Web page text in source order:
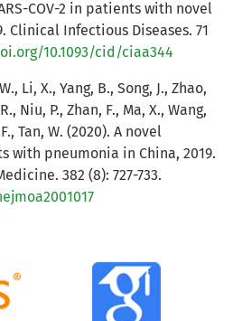
COV-2 in patients with novel
Clinical Infectious Diseases. 71
10.1093/cid/ciaa344
Li, X., Yang, B., Song, J., Zhao,
Niu, P., Zhan, F., Ma, X., Wang,
Tan, W. (2020). A novel
with pneumonia in China, 2019.
382 (8): 727-733.